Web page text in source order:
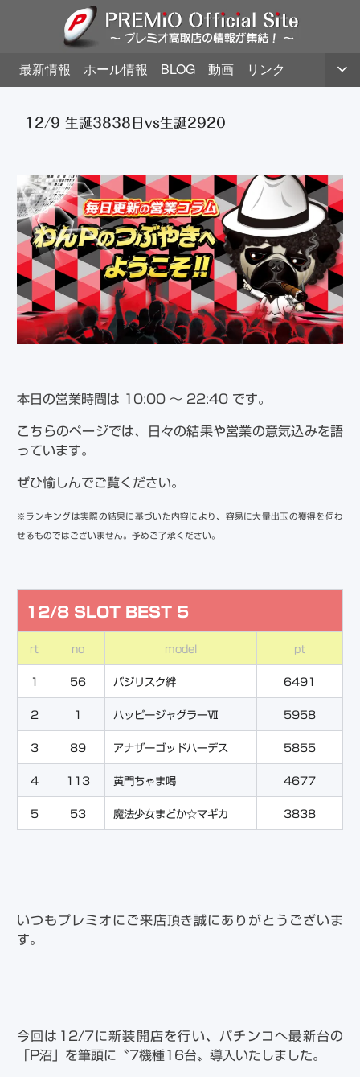
最新情報 ホール情報 BLOG 動画 リンク
12/9 生誕3838日vs生誕2920
本日の営業時間は 10:00 ～ 22:40 です。
こちらのページでは、日々の結果や営業の意気込みを語
っています。
ぜひ愉しんでご覧ください。
※ ランキングは実際の結果に基づいた内容により、容易に大量出玉の獲得を伺わ
せるものではございません。予めご了承ください。
12/8 SLOT BEST 5
rt no model pt
1 56 バジリスク絆 6491
2 1 ハッピージャグラーⅦ 5958
3 89 アナザーゴッドハーデス 5855
4 113 黄門ちゃま喝 4677
5 53 魔法少女まどか☆マギカ 3838
いつもプレミオにご来店頂き誠にありがとうございま
す。
今回は12/7に新装開店を行い、パチンコへ最新台の
「P沼」を筆頭に〝7機種16台〟導入いたしました。